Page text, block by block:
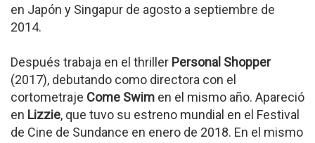
en Japón y Singapur de agosto a septiembre de
2014.
Después trabaja en el thriller Personal Shopper
(2017), debutando como directora con el
cortometraje Come Swim en el mismo año. Apareció
en Lizzie, que tuvo su estreno mundial en el Festival
de Cine de Sundance en enero de 2018. En el mismo